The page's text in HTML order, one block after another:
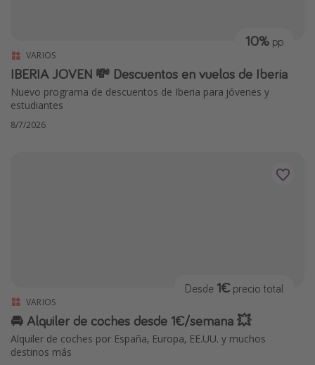
VARIOS
IBERIA JOVEN 💸 Descuentos en vuelos de Iberia
Nuevo programa de descuentos de Iberia para jóvenes y
estudiantes
10% pp
8/7/2026
VARIOS
🚘 Alquiler de coches desde 1€/semana 💥
Alquiler de coches por España, Europa, EE.UU. y muchos
destinos más
Desde 1€ precio total